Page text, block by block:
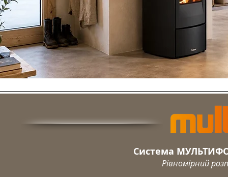
Система
Рівномірний